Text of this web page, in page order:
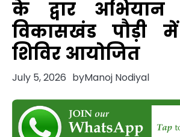
के द्वार
विकासखंड पौड़ी
शिविर आयोजित
July 5, 2026 byManoj Nodiyal